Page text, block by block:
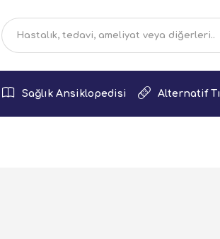
Sağlık Ansiklopedisi Alternatif